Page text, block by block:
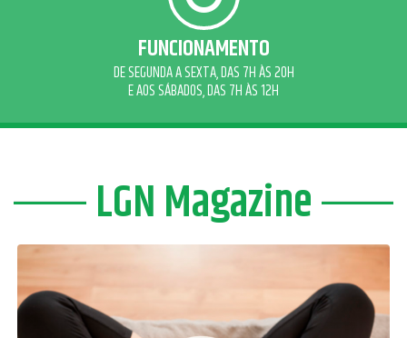
FUNCIONAMENTO
DE SEGUNDA A SEXTA, DAS 7H ÀS 20H
E AOS SÁBADOS, DAS 7H ÀS 12H
LGN Magazine